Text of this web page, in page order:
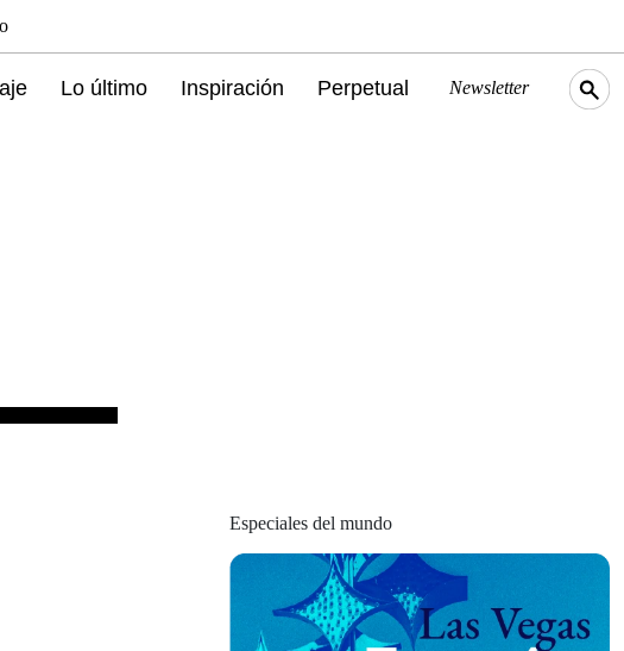
Lo último Inspiración Perpetual Newsletter
Especiales del mundo